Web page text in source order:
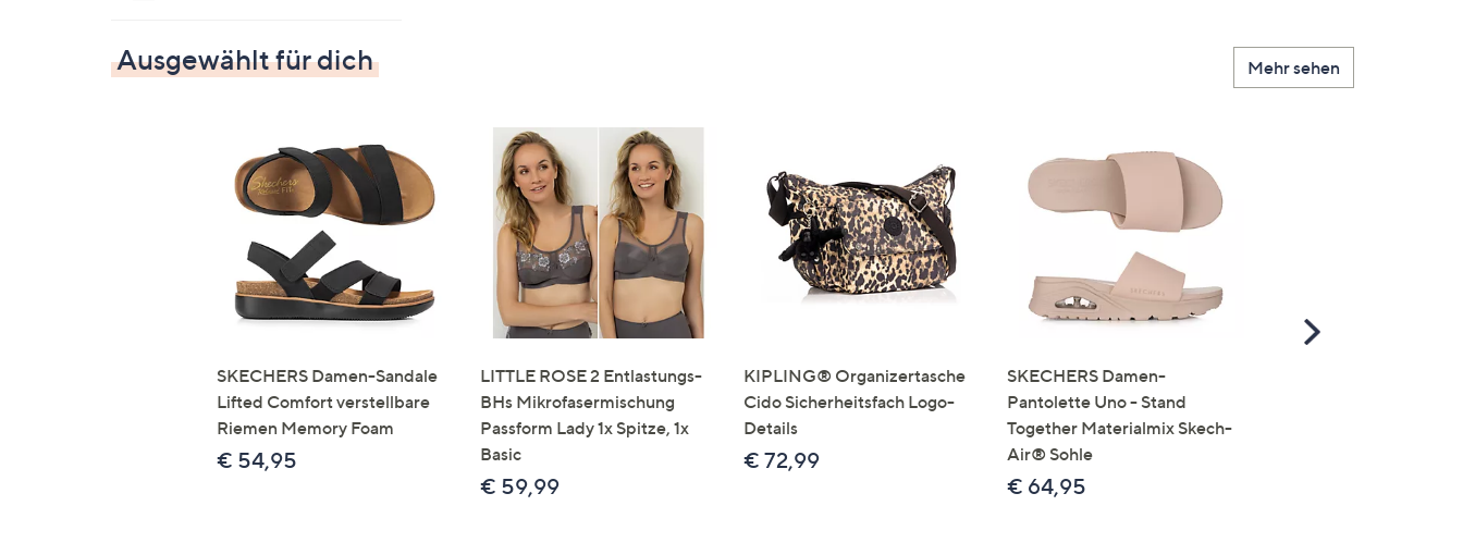
Ausgewählt für dich Mehr sehen
SKECHERS Damen-Sandale
Lifted Comfort verstellbare
Riemen Memory Foam
€ 54,95
LITTLE ROSE 2 Entlastungs-
BHs Mikrofasermischung
Passform Lady 1x Spitze, 1x
Basic
€ 59,99
KIPLING® Organizertasche
Cido Sicherheitsfach Logo-
Details
€ 72,99
SKECHERS Damen-
Pantolette Uno - Stand
Together Materialmix Skech-
Air® Sohle
€ 64,95
Scroll